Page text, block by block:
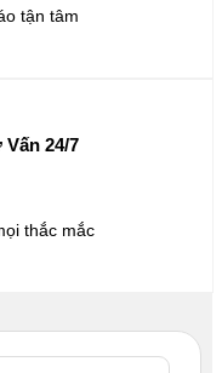
tận tâm
24/7
thắc mắc